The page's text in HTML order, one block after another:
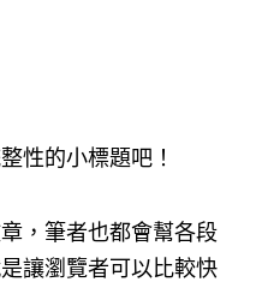
性的小標題吧！
，筆者也都會幫各段
讓瀏覽者可以比較快